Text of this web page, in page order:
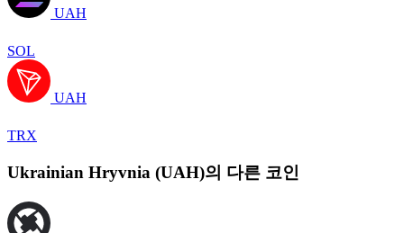
UAH
SOL
UAH
TRX
Ukrainian Hryvnia (UAH)의 다른 코인